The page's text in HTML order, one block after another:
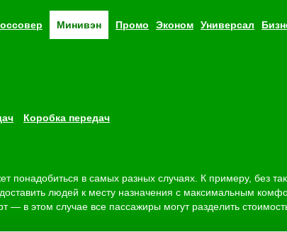
минивэн промо эконом универсал
Коробка передач
понадобиться в самых разных случаях. К примеру, без
людей к месту назначения с максимальным
— в этом случае все пассажиры могут разделить